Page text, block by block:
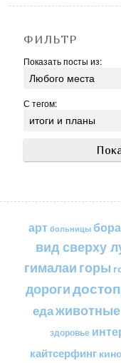
ФИЛЬТР
Показать посты из:
С тегом:
арт больницы
вид сверху
гималаи горы
дороги
едаживотные
здоровье
кайтсерфинг кино